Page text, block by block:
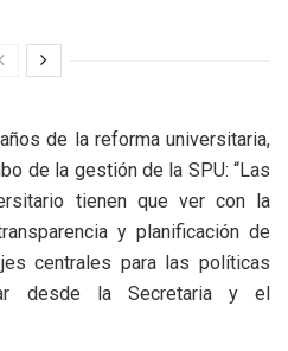
de la reforma universitaria,
de la gestión de la SPU: “Las
tienen que ver con la
y planificación de
centrales para las políticas
desde la Secretaria y el